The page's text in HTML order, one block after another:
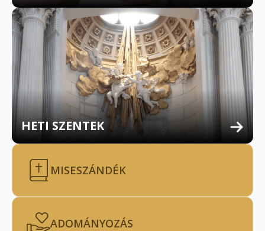
HETI SZENTEK
MISESZÁNDÉK
ADOMÁNYOZÁS